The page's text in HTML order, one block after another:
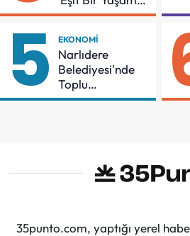
İçin Mücadeleyi
5 EKONOMI
Narlıdere
Belediyesi'nde
Toplu
Sözleşmeye
35punto.com, yaptığı yerel